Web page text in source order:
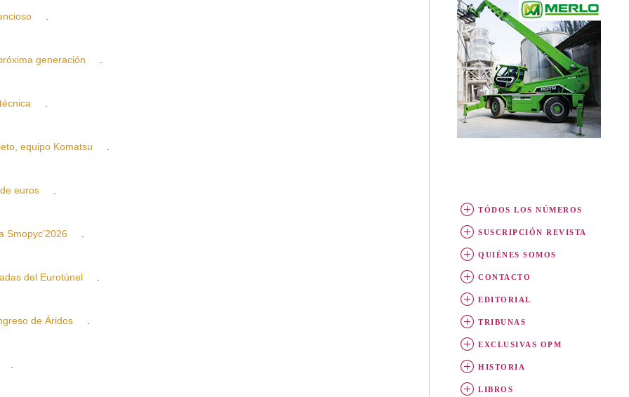
.
generación
.
.
equipo Komatsu
.
euros
.
Smopyc’2026
.
del Eurotúnel
.
de Áridos
.
.
TÓDOS LOS NÚMEROS
SUSCRIPCIÓN REVISTA
QUIÉNES SOMOS
CONTACTO
EDITORIAL
TRIBUNAS
EXCLUSIVAS OPM
HISTORIA
LIBROS